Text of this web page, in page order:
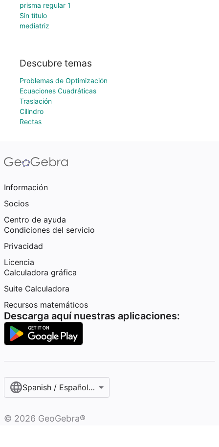
prisma regular 1
Sin título
mediatriz
Descubre temas
Problemas de Optimización
Ecuaciones Cuadráticas
Traslación
Cilindro
Rectas
Información
Socios
Centro de ayuda
Condiciones del servicio
Privacidad
Licencia
Calculadora gráfica
Suite Calculadora
Recursos matemáticos
Descarga aquí nuestras aplicaciones:
Spanish / Español (internacional)
© 2026 GeoGebra®